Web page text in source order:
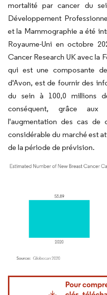
mortalité par cancer du
Développement
et la Mammographie a été
Royaume-Uni en octobre
Cancer Research UK avec la
qui est une composante
d'Avon, est de fournir des
du sein à 100,0 millions
conséquent, grâce
l'augmentation des cas de
considérable du marché est
de la période de prévision.
Image © Mordor Intelligence. La